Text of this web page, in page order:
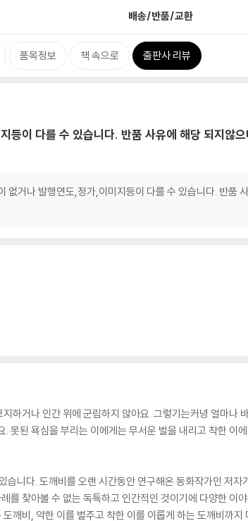
배송/반품/교환
품목정보 책 속으로 출판사 리뷰
이 다를 수 있습니다. 반품 사유에 해당 되지않으
거나 발행연도,정가,이미지등이 다를 수 있습니다. 반품
하거나 인간 위에 군림하지 않아요. 그렇기는커녕 얼마나
못된 욕심을 부리는 이에게는 무서운 벌을 내리고 착한 이
습니다. 도깨비를 오랜 시간동안 연구해온 동화작가인 저자
를 찾아볼 수 없는 독특하고 인간적인 것이기에 다양한 이
깨비, 악한 이를 벌주고 착한 이를 이롭게 하는 도깨비까지